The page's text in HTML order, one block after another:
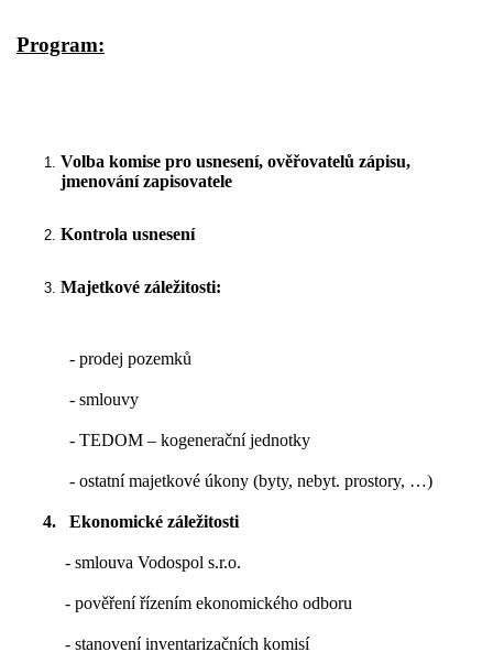
Program:
Volba komise pro usnesení, ověřovatelů zápisu,
jmenování zapisovatele
Kontrola usnesení
Majetkové záležitosti:
- prodej pozemků
- smlouvy
- TEDOM – kogenerační jednotky
- ostatní majetkové úkony (byty, nebyt. prostory, …)
4. Ekonomické záležitosti
- smlouva Vodospol s.r.o.
- pověření řízením ekonomického odboru
- stanovení inventarizačních komisí